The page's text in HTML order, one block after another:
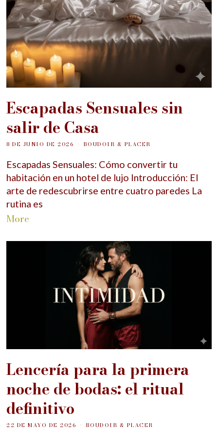
Escapadas Sensuales sin
salir de Casa
8 DE JUNIO DE 2026 BOUDOIR & PLACER
Escapadas Sensuales: Cómo convertir tu
habitación en un hotel de lujo Introducción: El
arte de redescubrirse entre cuatro paredes La
rutina es
More
Lencería para la primera
noche de bodas: el ritual
definitivo
22 DE MAYO DE 2026 BOUDOIR & PLACER